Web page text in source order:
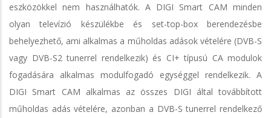
eszközökkel nem használhatók. A DIGI Smart CAM minden
olyan televízió készülékbe és set-top-box berendezésbe
behelyezhető, ami alkalmas a műholdas adások vételére (DVB-S
vagy DVB-S2 tunerrel rendelkezik) és CI+ típusú CA modulok
fogadására alkalmas modulfogadó egységgel rendelkezik. A
DIGI Smart CAM alkalmas az összes DIGI által továbbított
műholdas adás vételére, azonban a DVB-S tunerrel rendelkező